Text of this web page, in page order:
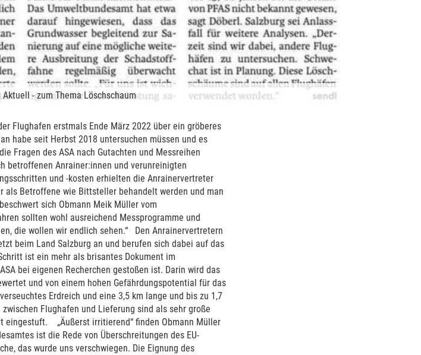
- zum Thema Löschschaum
Flughafen erstmals Ende März 2022 über ein gröberes
habe seit Herbst 2018 untersuchen müssen und es
Fragen des ASA nach Gutachten und Messreihen
betroffenen Anrainer:innen und verunreinigten
und -kosten erhielten die Anrainervertreter
als Betroffene wie Bittsteller behandelt werden und man
sich Obmann Meik Müller vom
sollten wohl ausreichend Messprogramme und
die wollen wir endlich sehen.“ Den Anrainervertretern
beim Land Salzburg an und berufen sich dabei auf das
ist ein mehr als brisantes Dokument im
bei eigenen Recherchen gestoßen ist. Darin wird das
und von einem hohen Gefährdungspotential für das
Erdreich und eine 3,5 km lange und bis zu 1,7
Flughafen und Lieferung sind als sehr große
eingestuft. „Äußerst irritierend“ finden Obmann Müller
ist die Rede von Überschreitungen des EU-
das wurde uns verschwiegen. Die Eignung des